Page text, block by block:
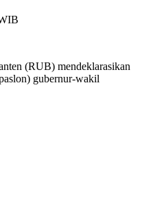
(RUB) mendeklarasikan
gubernur-wakil